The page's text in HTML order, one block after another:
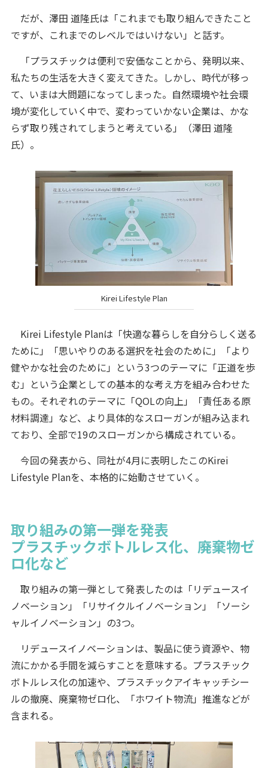
だが、澤田 道隆氏は「これまでも取り組んできたこと
ですが、これまでのレベルではいけない」と話す。
「プラスチックは便利で安価なことから、発明以来、
私たちの生活を大きく変えてきた。しかし、時代が移っ
て、いまは大問題になってしまった。自然環境や社会環
境が変化していく中で、変わっていかない企業は、かな
らず取り残されてしまうと考えている」（澤田 道隆
氏）。
Kirei Lifestyle Plan
Kirei Lifestyle Planは「快適な暮らしを自分らしく送る
ために」「思いやりのある選択を社会のために」「より
健やかな社会のために」という3つのテーマに「正道を歩
む」という企業としての基本的な考え方を組み合わせた
もの。それぞれのテーマに「QOLの向上」「責任ある原
材料調達」など、より具体的なスローガンが組み込まれ
ており、全部で19のスローガンから構成されている。
今回の発表から、同社が4月に表明したこのKirei
Lifestyle Planを、本格的に始動させていく。
取り組みの第一弾を発表
プラスチックボトルレス化、廃棄物ゼ
ロ化など
取り組みの第一弾として発表したのは「リデュースイ
ノベーション」「リサイクルイノベーション」「ソーシ
ャルイノベーション」の3つ。
リデュースイノベーションは、製品に使う資源や、物
流にかかる手間を減らすことを意味する。プラスチック
ボトルレス化の加速や、プラスチックアイキャッチシー
ルの撤廃、廃棄物ゼロ化、「ホワイト物流」推進などが
含まれる。